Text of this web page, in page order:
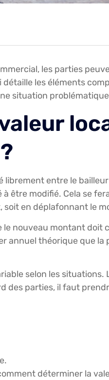
les parties
détaille les éléments
situation
librement entre le
être modifié. Cela se
soit en déplafonnant le
nouveau montant doit
annuel théorique que
selon les situations.
des parties, il faut
déterminer la